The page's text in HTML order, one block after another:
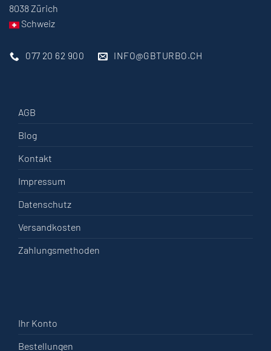
8038 Zürich
Schweiz
077 20 62 900 INFO@GBTURBO.CH
AGB
Blog
Kontakt
Impressum
Datenschutz
Versandkosten
Zahlungsmethoden
Ihr Konto
Bestellungen